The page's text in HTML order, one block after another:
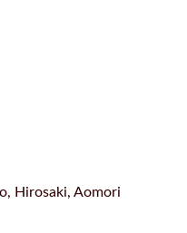
Hirosaki, Aomori